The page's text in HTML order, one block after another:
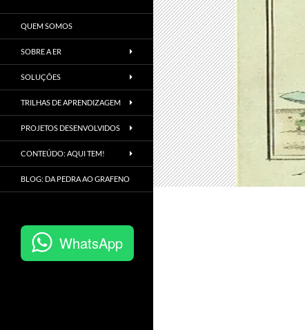
QUEM SOMOS
SOBRE A ER
SOLUÇÕES
TRILHAS DE APRENDIZAGEM
PROJETOS DESENVOLVIDOS
CONTEÚDO: AQUI TEM!
BLOG: DA PEDRA AO GRAFENO
WhatsApp